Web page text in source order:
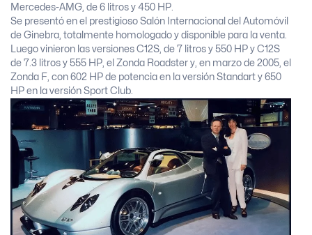
Mercedes-AMG, de 6 litros y 450 HP.
Se presentó en el prestigioso Salón Internacional del Automóvil
de Ginebra, totalmente homologado y disponible para la venta.
Luego vinieron las versiones C12S, de 7 litros y 550 HP y C12S
de 7.3 litros y 555 HP, el Zonda Roadster y, en marzo de 2005, el
Zonda F, con 602 HP de potencia en la versión Standart y 650
HP en la versión Sport Club.